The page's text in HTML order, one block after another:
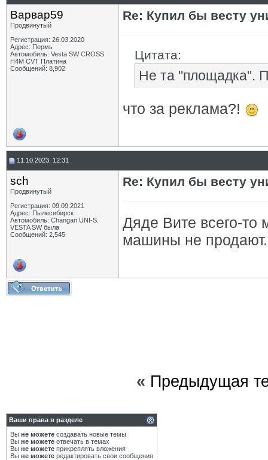
Варвар59
Продвинутый
Регистрация: 26.03.2020
Адрес: Пермь
Автомобиль: Vesta SW CROSS
H4M CVT Платина
Сообщений: 8,902
Re: Купил бы весту
Цитата:
Не та "площадка".
что за реклама?!
11.10.2023, 12:31
sch
Продвинутый
Регистрация: 09.09.2021
Адрес: Пылесибирск
Автомобиль: Changan UNI-S.
VESTA SW была
Сообщений: 2,545
Re: Купил бы весту
Дяде Вите всего-то
машины не продают.
« Предыдущая
Ваши права в разделе
Вы не можете создавать новые темы
Вы не можете отвечать в темах
Вы не можете прикреплять вложения
Вы не можете редактировать свои сообщения